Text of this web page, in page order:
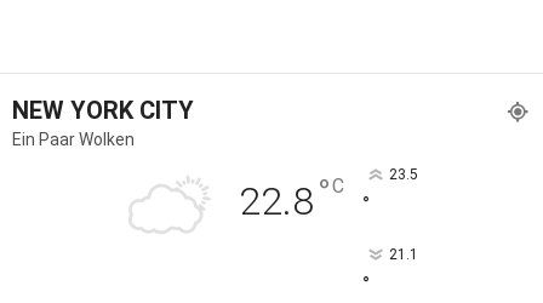
NEW YORK CITY
Ein Paar Wolken
22.8°C 23.5
°
21.1
°